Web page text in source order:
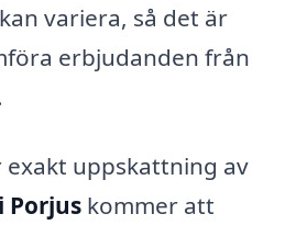
variera, så det är
erbjudanden från
exakt uppskattning av
Porjus kommer att